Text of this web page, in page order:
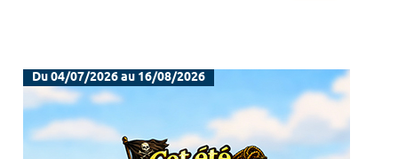
Du 04/07/2026 au 16/08/2026